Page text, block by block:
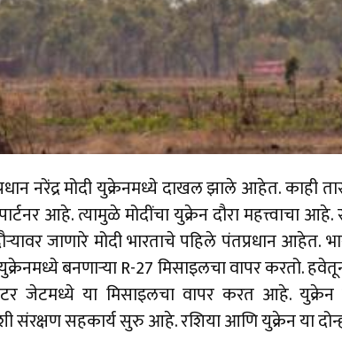
नरेंद्र मोदी युक्रेनमध्ये दाखल झाले आहेत. काही
आहे. त्यामुळे मोदींचा युक्रेन दौरा महत्त्वाचा
जाणारे मोदी भारताचे पहिले पंतप्रधान आहेत.
बनणाऱ्या R-27 मिसाइलचा वापर करतो.
जेटमध्ये या मिसाइलचा वापर करत आहे. युक्रेन
संरक्षण सहकार्य सुरु आहे. रशिया आणि युक्रेन या